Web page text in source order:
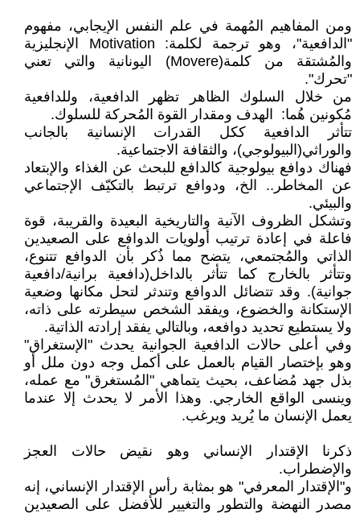
ومن المفاهيم المُهمة في علم النفس الإيجابي، مفهوم
"الدافعية"، وهو ترجمة لكلمة: Motivation الإنجليزية
والمُشتقة من كلمة(Movere) اليونانية والتي تعني
"تحرك".
من خلال السلوك الظاهر تظهر الدافعية، وللدافعية
مُكونين هُما: الهدف ومقدار القوة المُحركة للسلوك.
تتأثر الدافعية ككل القدرات الإنسانية بالجانب
والوراثي(البيولوجي)، والثقافة الاجتماعية.
فهناك دوافع بيولوجية كالدافع للبحث عن الغذاء والإبتعاد
عن المخاطر.. الخ، ودوافع ترتبط بالتكيّف الإجتماعي
والبيئي.
وتشكل الظروف الآنية والتاريخية البعيدة والقريبة، قوة
فاعلة في إعادة ترتيب أولويات الدوافع على الصعيدين
الذاتي والمُجتمعي، يتضح مما ذُكر بأن الدوافع تتنوع،
وتتأثر بالخارج كما تتأثر بالداخل(دافعية برانية/دافعية
جوانية). وقد تتضائل الدوافع وتندثر لتحل مكانها وضعية
الإستكانة والخضوع، ويفقد الشخص سيطرته على ذاته،
ولا يستطيع تحديد دوافعه، وبالتالي يفقد إرادته الذاتية.
وفي أعلى حالات الدافعية الجوانية يحدث "الإستغراق"
وهو بإختصار القيام بالعمل على أكمل وجه دون ملل أو
بذل جهد مُضاعف، بحيث يتماهي "المُستغرق" مع عمله،
وينسى الواقع الخارجي. وهذا الأمر لا يحدث إلا عندما
يعمل الإنسان ما يُريد ويرغب.
ذكرنا الإقتدار الإنساني وهو نقيض حالات العجز
والإضطراب.
و"الإقتدار المعرفي" هو بمثابة رأس الإقتدار الإنساني، إنه
مصدر النهضة والتطور والتغيير للأفضل على الصعيدين